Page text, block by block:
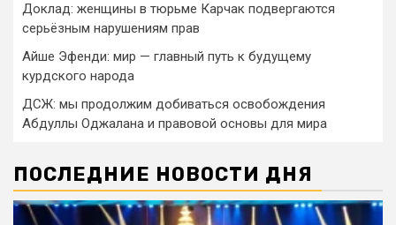
Доклад: женщины в тюрьме Карчак подвергаются
серьёзным нарушениям прав
Айше Эфенди: мир — главный путь к будущему
курдского народа
ДСЖ: мы продолжим добиваться освобождения
Абдуллы Оджалана и правовой основы для мира
ПОСЛЕДНИЕ НОВОСТИ ДНЯ